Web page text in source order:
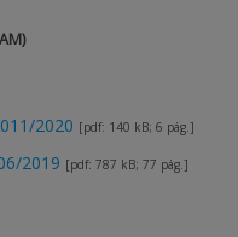
2020 [pdf: 140 kB; 6 pág.]
2019 [pdf: 787 kB; 77 pág.]